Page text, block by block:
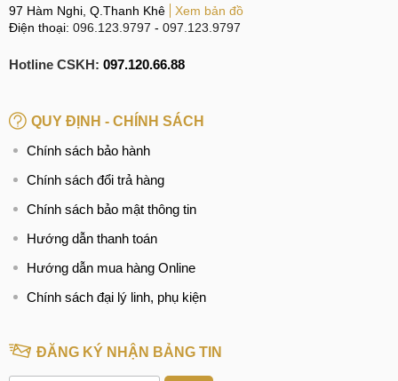
97 Hàm Nghi, Q.Thanh Khê
Xem bản đồ
Điện thoại: 096.123.9797 - 097.123.9797
Hotline CSKH: 097.120.66.88
QUY ĐỊNH - CHÍNH SÁCH
Chính sách bảo hành
Chính sách đổi trả hàng
Chính sách bảo mật thông tin
Hướng dẫn thanh toán
Hướng dẫn mua hàng Online
Chính sách đại lý linh, phụ kiện
ĐĂNG KÝ NHẬN BẢNG TIN